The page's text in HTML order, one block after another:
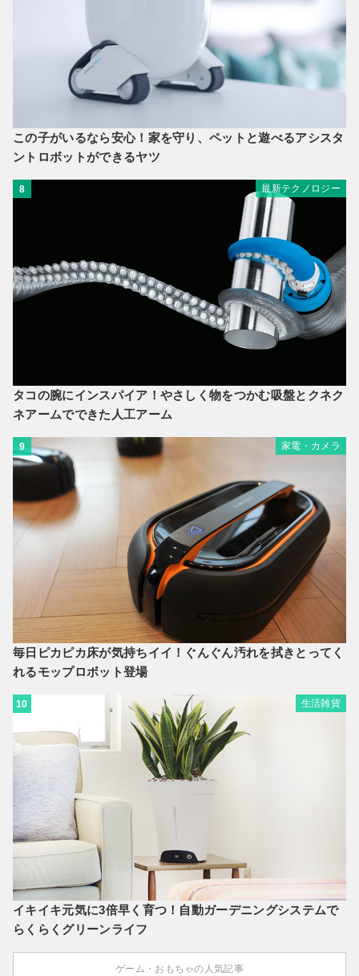
この子がいるなら安心！家を守り、ペットと遊べるアシスタ
ントロボットができるヤツ
8 最新テクノロジー
タコの腕にインスパイア！やさしく物をつかむ吸盤とクネク
ネアームでできた人工アーム
9 家電・カメラ
毎日ピカピカ床が気持ちイイ！ぐんぐん汚れを拭きとってく
れるモップロボット登場
10 生活雑貨
イキイキ元気に3倍早く育つ！自動ガーデニングシステムで
らくらくグリーンライフ
ゲーム・おもちゃの人気記事